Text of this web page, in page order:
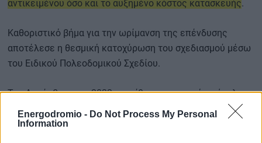
Energodromio - Do Not Process My Personal
Information
αντικειμένου όσο και το αυξημένο κόστος κατασκευής.
Καθοριστικό βήμα για την ωρίμανση της επένδυσης
αποτέλεσε η θεσμική κατοχύρωση του σχεδιασμού μέσω
του Ειδικού Πολεοδομικού Σχεδίου.
Τον Δεκέμβριο του 2022 εγκρίθηκε ο σχετικός φάκελος,
ενώ έναν χρόνο αργότερα, τον Δεκέμβριο του 2023,
δημοσιεύθηκε και το σχετικό Προεδρικό Διάταγμα που